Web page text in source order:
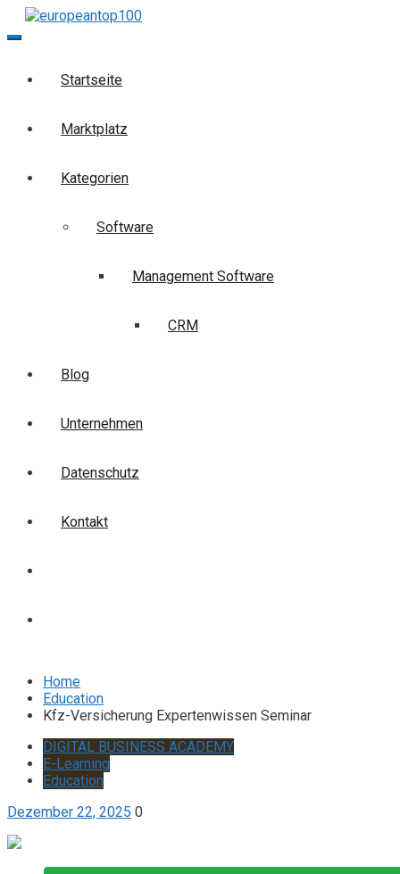
Skip
to
Startseite
Marktplatz
Kategorien
Software
Management Software
CRM
Blog
Unternehmen
Datenschutz
Kontakt
Home
Education
Kfz-Versicherung Expertenwissen Seminar
DIGITAL BUSINESS ACADEMY
E-Learning
Education
Dezember 22, 2025 0